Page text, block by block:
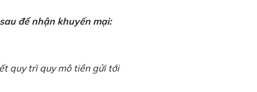
để nhận khuyến mại:
quy trì quy mô tiền gửi tới